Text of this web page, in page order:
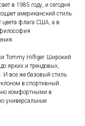
в 1985 году, и сегодня
американский стиль.
цвета флага США, а в
философия
Tommy Hilfiger. Широкий
ярких и трендовых,
И все же базовый стиль
в спортивный.
комфортными в
универсальные